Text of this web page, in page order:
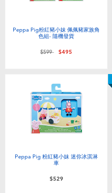
Peppa Pig粉紅豬小妹 佩佩豬家族角
色組- 隨機發貨
價格從
$599至$495
Peppa Pig 粉紅豬小妹 迷你冰淇淋
車
$529